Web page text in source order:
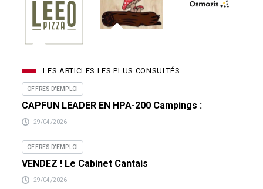
LES ARTICLES LES PLUS CONSULTÉS
OFFRES D'EMPLOI
CAPFUN LEADER EN HPA-200 Campings :
29/04/2026
OFFRES D'EMPLOI
VENDEZ ! Le Cabinet Cantais
29/04/2026